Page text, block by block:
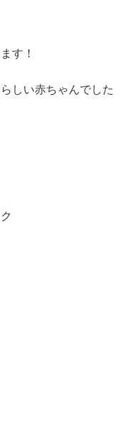
す！
しい赤ちゃんでした